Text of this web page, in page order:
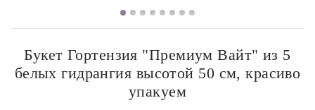
Букет Гортензия "Премиум Вайт" из 5
белых гидрангия высотой 50 см, красиво
упакуем